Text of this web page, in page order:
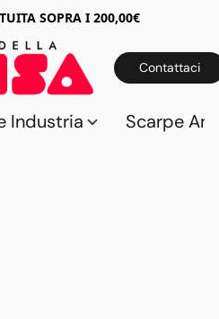
SOPRA I 200,00€
Contattaci
Industria Scarpe